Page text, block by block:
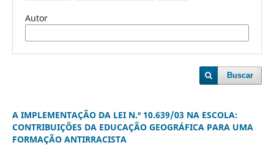
Autor
Buscar
A IMPLEMENTAÇÃO DA LEI N.º 10.639/03 NA ESCOLA:
CONTRIBUIÇÕES DA EDUCAÇÃO GEOGRÁFICA PARA UMA
FORMAÇÃO ANTIRRACISTA